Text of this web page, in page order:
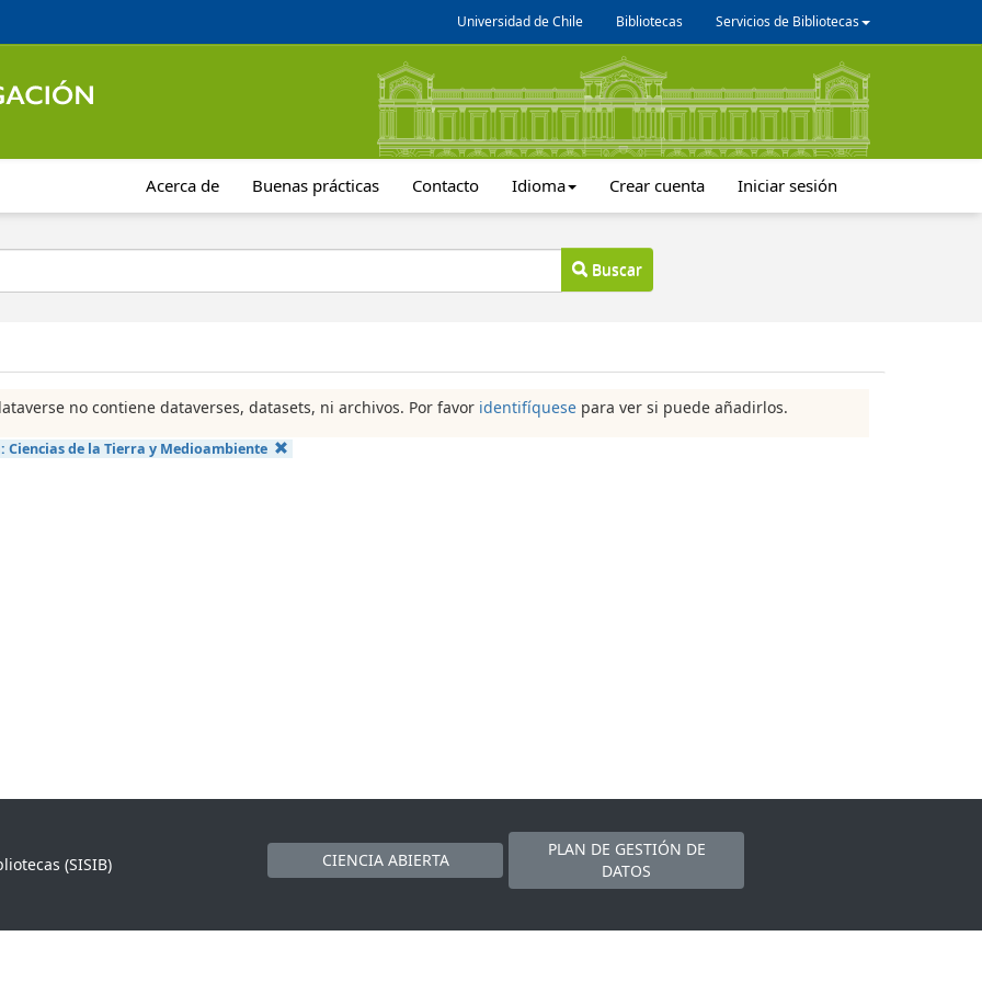
Universidad de Chile Bibliotecas Servicios de Bibliotecas
Acerca de Buenas prácticas Contacto Idioma Crear cuenta Iniciar sesión
Buscar
no contiene dataverses, datasets, ni archivos. Por favor identifíquese para ver si puede añadirlos.
Ciencias de la Tierra y Medioambiente
(SISIB)
CIENCIA ABIERTA
PLAN DE GESTIÓN DE
DATOS